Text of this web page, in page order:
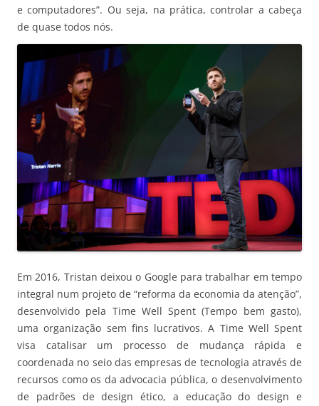
e computadores”. Ou seja, na prática, controlar a cabeça
de quase todos nós.
Em 2016, Tristan deixou o Google para trabalhar em tempo
integral num projeto de “reforma da economia da atenção”,
desenvolvido pela Time Well Spent (Tempo bem gasto),
uma organização sem fins lucrativos. A Time Well Spent
visa catalisar um processo de mudança rápida e
coordenada no seio das empresas de tecnologia através de
recursos como os da advocacia pública, o desenvolvimento
de padrões de design ético, a educação do design e